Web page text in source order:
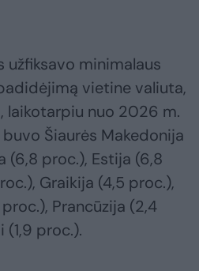
užfiksavo minimalaus
vietine valiuta,
laikotarpiu nuo 2026 m.
Šiaurės Makedonija
(6,8 proc.), Estija (6,8
Graikija (4,5 proc.),
Prancūzija (2,4
proc.).